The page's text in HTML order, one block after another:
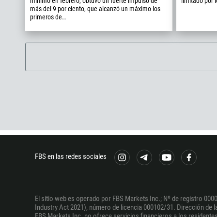
más del 9 por ciento, que alcanzó un máximo los
primeros de…
FBS en las redes sociales
El sitio web es operado por FBS Markets Inc.; Nº de registro
Industry Act 2021), número de licencia 000102/31. Dirección de